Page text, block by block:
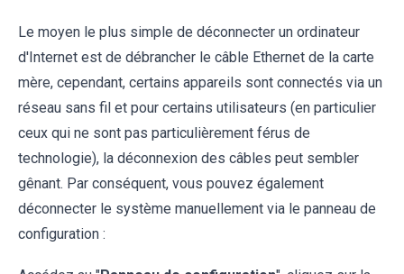
Le moyen le plus simple de déconnecter un ordinateur
d'Internet est de débrancher le câble Ethernet de la carte
mère, cependant, certains appareils sont connectés via un
réseau sans fil et pour certains utilisateurs (en particulier
ceux qui ne sont pas particulièrement férus de
technologie), la déconnexion des câbles peut sembler
gênant. Par conséquent, vous pouvez également
déconnecter le système manuellement via le panneau de
configuration :